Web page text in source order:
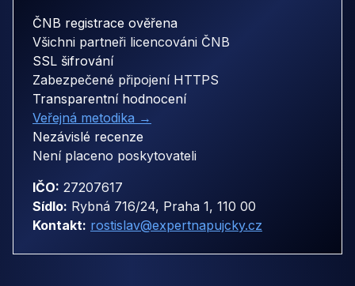
ČNB registrace ověřena
Všichni partneři licencováni ČNB
SSL šifrování
Zabezpečené připojení HTTPS
Transparentní hodnocení
Veřejná metodika →
Nezávislé recenze
Není placeno poskytovateli
IČO: 27207617
Sídlo: Rybná 716/24, Praha 1, 110 00
Kontakt: rostislav@expertnapujcky.cz